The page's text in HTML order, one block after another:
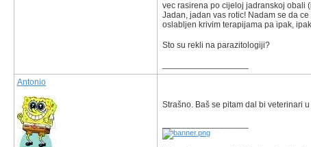
vec rasirena po cijeloj jadranskoj obali
Jadan, jadan vas rotic! Nadam se da
oslabljen krivim terapijama pa ipak,
Sto su rekli na parazitologiji?
Antonio
Strašno. Baš se pitam dal bi veterinari